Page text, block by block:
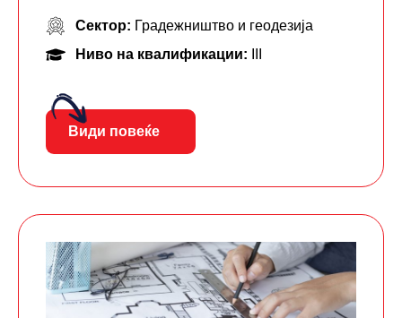
Сектор: Градежништво и геодезија
Ниво на квалификации:
Види повеќе